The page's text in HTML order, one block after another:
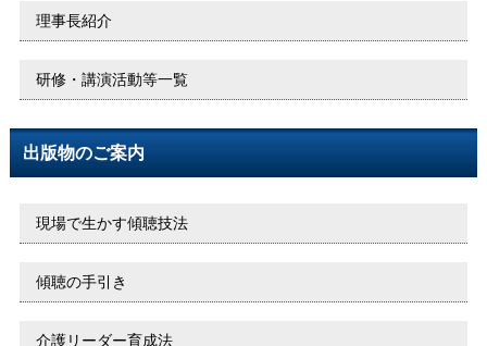
理事長紹介
研修・講演活動等一覧
出版物のご案内
現場で生かす傾聴技法
傾聴の手引き
介護リーダー育成法